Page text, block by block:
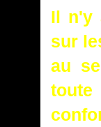
Il n'y
sur
au